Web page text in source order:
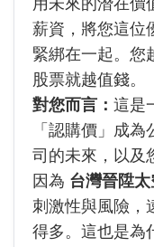
用未來的潛在價
薪資，將您這位
緊綁在一起。您
股票就越值錢。
對您而言： 這是
「認購價」成
司的未來，以及
因為 台灣晉陞太
刺激性與風險，
得多。這也是為